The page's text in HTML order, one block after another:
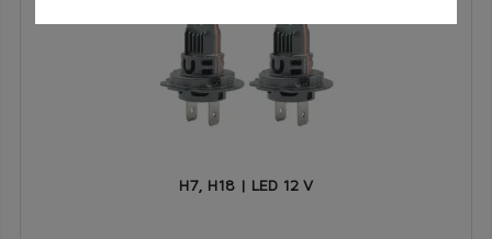
H7, H18 | LED 12 V
VM442
DASHCAM WI-FI/GPS con APP